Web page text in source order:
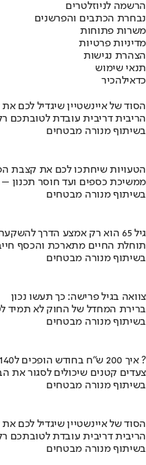
הרשמה לניוזלטרים
נבחרת הכתבים והפרשנים
משרות פתוחות
מדיניות פרטיות
הצהרת נגישות
תנאי שימוש
כדאילהכיר
הסוד של איינשטיין שיגדיל לכם
הריבית דריבית עובדת לטובתכם
בשיתוף מנורה מבטחים
הטעויות שיחתכו לכם את קצבת
ממשיכת כספים ועד חוסר תכנון
בשיתוף מנורה מבטחים
גיל 65 הוא רק אמצע הדרך להשקעה
תוחלת החיים מתארכת והכסף חייב
בשיתוף מנורה מבטחים
צוואה בגיל פרישה: כך תעשו נכון
ברירת המחדל של החוק לא תמיד
בשיתוף מנורה מבטחים
איך 200 ש"ח בחודש הופכים ל140 אלף ?
צעדים קטנים שיכולים לסגור את
בשיתוף מנורה מבטחים
הסוד של איינשטיין שיגדיל לכם
הריבית דריבית עובדת לטובתכם
בשיתוף מנורה מבטחים